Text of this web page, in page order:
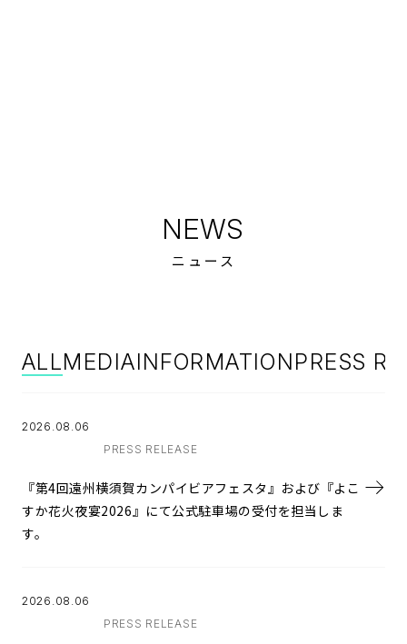
NEWS
ニュース
ALLMEDIAINFORMATIONPRESS
2026.08.06
PRESS RELEASE
『第4回遠州横須賀カンパイビアフェスタ』および『よこ
すか花火夜宴2026』にて公式駐車場の受付を担当しま
す。
2026.08.06
PRESS RELEASE